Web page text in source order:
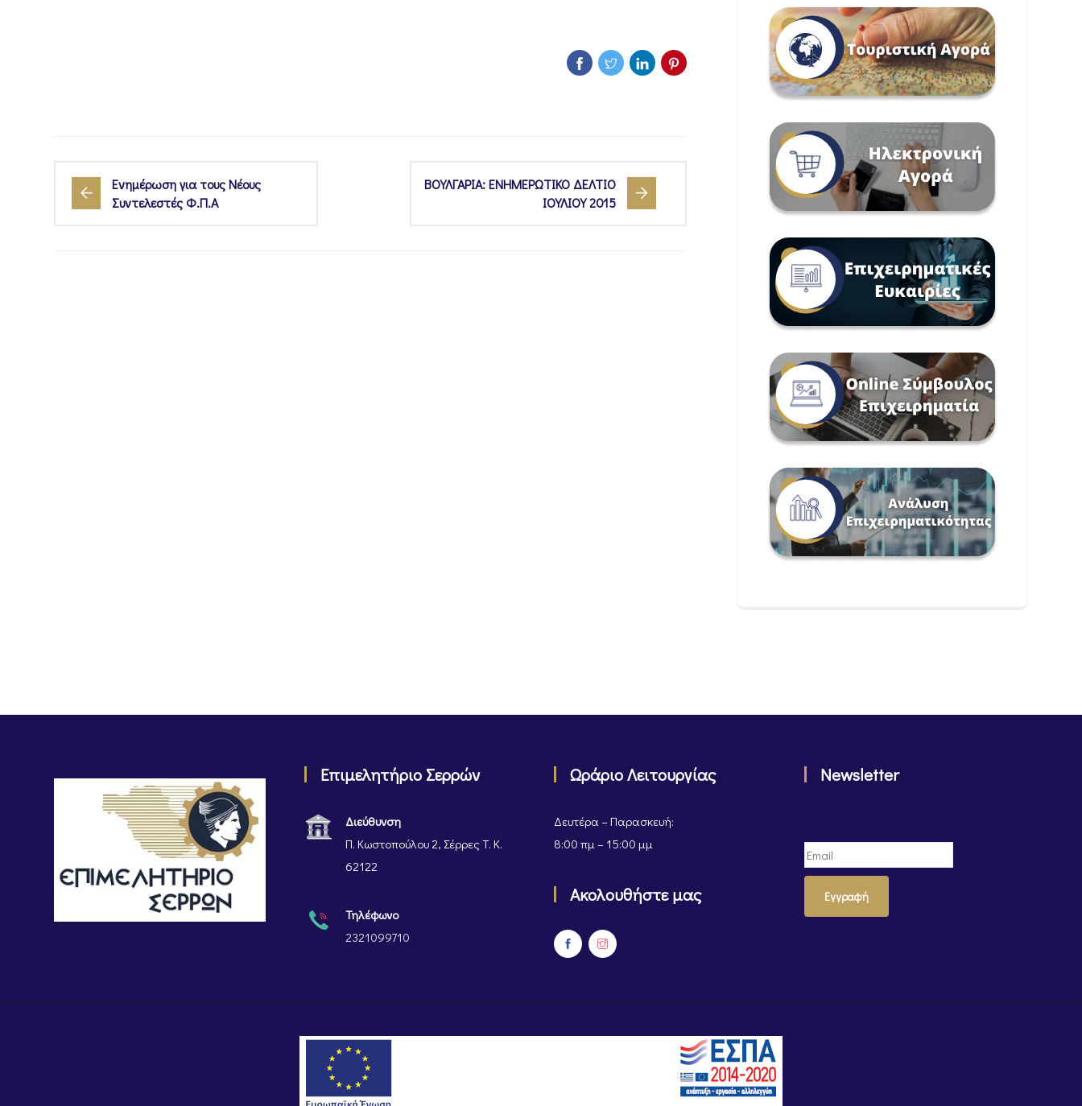
Ενημέρωση για τους Νέους
Συντελεστές Φ.Π.Α
ΒΟΥΛΓΑΡΙΑ: ΕΝΗΜΕΡΩΤΙΚΟ ΔΕΛΤΙΟ
ΙΟΥΛΙΟΥ 2015
Επιμελητήριο Σερρών
Διεύθυνση
Π. Κωστοπούλου 2, Σέρρες Τ. Κ.
62122
Τηλέφωνο
2321099710
Ωράριο Λειτουργίας
Δευτέρα – Παρασκευή:
8:00 πμ – 15:00 μμ
Ακολουθήστε μας
Newsletter
Εγγραφή